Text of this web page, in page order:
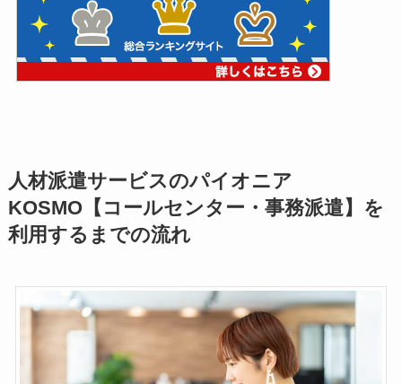
人材派遣サービスのパイオニア
KOSMO【コールセンター・事務派遣】を
利用するまでの流れ